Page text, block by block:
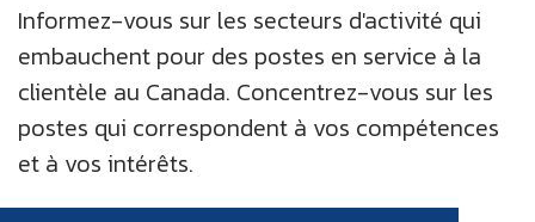
Informez-vous sur les secteurs d'activité qui
embauchent pour des postes en service à la
clientèle au Canada. Concentrez-vous sur les
postes qui correspondent à vos compétences
et à vos intérêts.